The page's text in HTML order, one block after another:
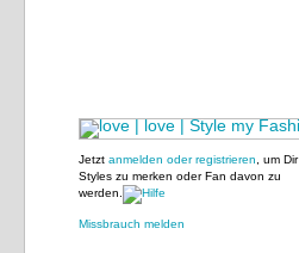
Jetzt anmelden oder registrieren , um Dir
Styles zu merken oder Fan davon zu
werden.
Missbrauch melden